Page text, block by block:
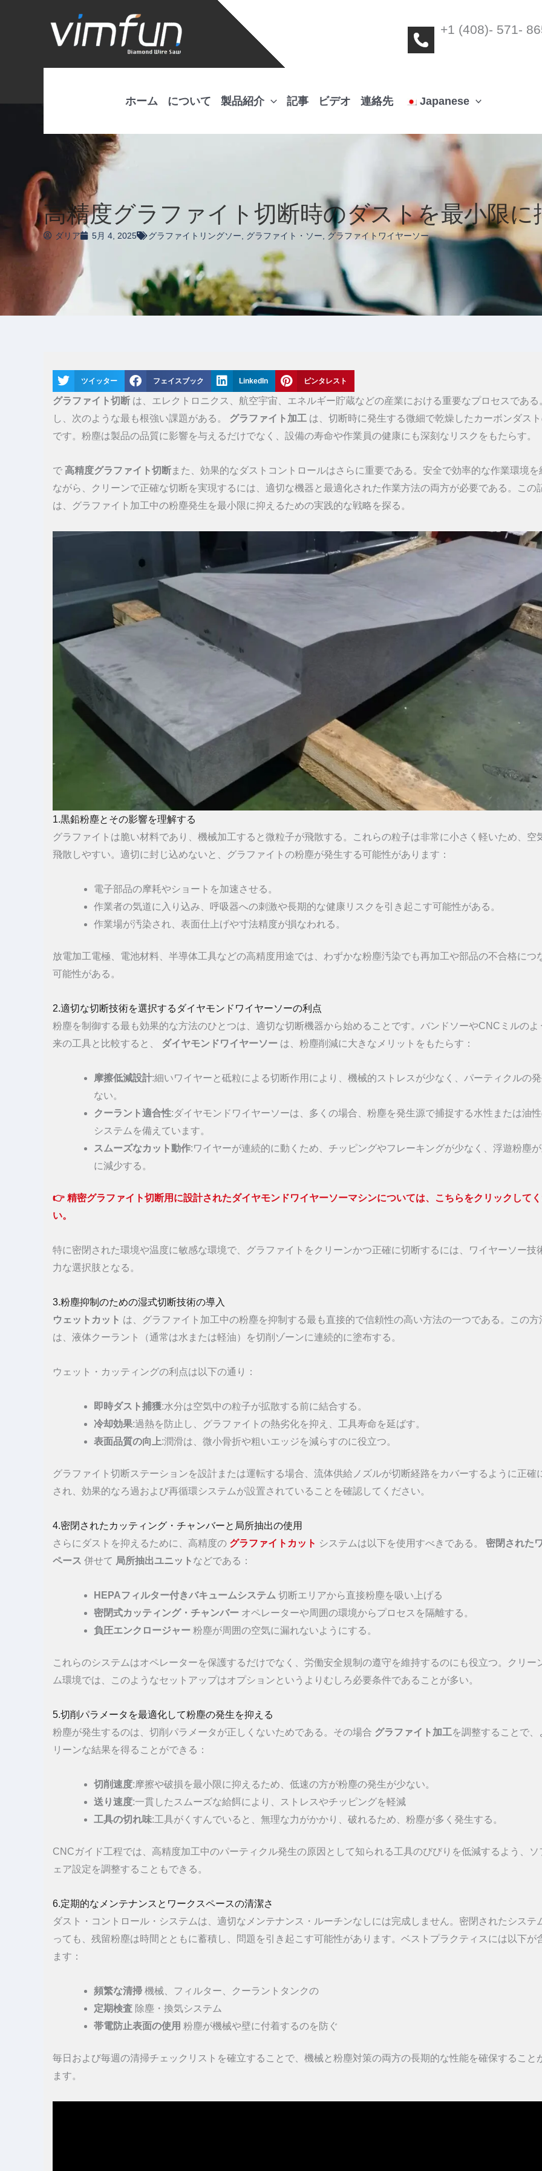
+1 (408)- 571-
ホーム について 製品紹介 記事 ビデオ 連絡先 Japanese
高精度グラファイト切断時のダストを最小限に
ダリア 5月 4, 2025 グラファイトリングソー グラファイト・ソー グラファイトワイヤーソー
ツイッター フェイスブック LinkedIn ピンタレスト
グラファイト切断 は、エレクトロニクス、航空宇宙、エネルギー貯蔵などの産業における重要なプロセスである
し、次のような最も根強い課題がある。 グラファイト加工 は、切断時に発生する微細で乾燥したカーボンダス
です。粉塵は製品の品質に影響を与えるだけでなく、設備の寿命や作業員の健康にも深刻なリスクをもたらす。
で 高精度グラファイト切断また、効果的なダストコントロールはさらに重要である。安全で効率的な作業環境を
ながら、クリーンで正確な切断を実現するには、適切な機器と最適化された作業方法の両方が必要である。この
は、グラファイト加工中の粉塵発生を最小限に抑えるための実践的な戦略を探る。
1.黒鉛粉塵とその影響を理解する
グラファイトは脆い材料であり、機械加工すると微粒子が飛散する。これらの粒子は非常に小さく軽いため、空
飛散しやすい。適切に封じ込めないと、グラファイトの粉塵が発生する可能性があります：
電子部品の摩耗やショートを加速させる。
作業者の気道に入り込み、呼吸器への刺激や長期的な健康リスクを引き起こす可能性がある。
作業場が汚染され、表面仕上げや寸法精度が損なわれる。
放電加工電極、電池材料、半導体工具などの高精度用途では、わずかな粉塵汚染でも再加工や部品の不合格につ
可能性がある。
2.適切な切断技術を選択するダイヤモンドワイヤーソーの利点
粉塵を制御する最も効果的な方法のひとつは、適切な切断機器から始めることです。バンドソーやCNCミルのよ
来の工具と比較すると、
ダイヤモンドワイヤーソー は、粉塵削減に大きなメリットをもたらす：
摩擦低減設計:細いワイヤーと砥粒による切断作用により、機械的ストレスが少なく、パーティクルの
ない。
クーラント適合性:ダイヤモンドワイヤーソーは、多くの場合、粉塵を発生源で捕捉する水性または油
システムを備えています。
スムーズなカット動作:ワイヤーが連続的に動くため、チッピングやフレーキングが少なく、浮遊粉塵
に減少する。
👉 精密グラファイト切断用に設計されたダイヤモンドワイヤーソーマシンについては、こちらをクリックして
い。
特に密閉された環境や温度に敏感な環境で、グラファイトをクリーンかつ正確に切断するには、ワイヤーソー技
力な選択肢となる。
3.粉塵抑制のための湿式切断技術の導入
ウェットカット は、グラファイト加工中の粉塵を抑制する最も直接的で信頼性の高い方法の一つである。この方
は、液体クーラント（通常は水または軽油）を切削ゾーンに連続的に塗布する。
ウェット・カッティングの利点は以下の通り：
即時ダスト捕獲:水分は空気中の粒子が拡散する前に結合する。
冷却効果:過熱を防止し、グラファイトの熱劣化を抑え、工具寿命を延ばす。
表面品質の向上:潤滑は、微小骨折や粗いエッジを減らすのに役立つ。
グラファイト切断ステーションを設計または運転する場合、流体供給ノズルが切断経路をカバーするように正確
され、効果的なろ過および再循環システムが設置されていることを確認してください。
4.密閉されたカッティング・チャンバーと局所抽出の使用
さらにダストを抑えるために、高精度の グラファイトカット システムは以下を使用すべきである。 密閉された
ペース 併せて 局所抽出ユニット などである：
HEPAフィルター付きバキュームシステム 切断エリアから直接粉塵を吸い上げる
密閉式カッティング・チャンバー オペレーターや周囲の環境からプロセスを隔離する。
負圧エンクロージャー 粉塵が周囲の空気に漏れないようにする。
これらのシステムはオペレーターを保護するだけでなく、労働安全規制の遵守を維持するのにも役立つ。クリー
ム環境では、このようなセットアップはオプションというよりむしろ必要条件であることが多い。
5.切削パラメータを最適化して粉塵の発生を抑える
粉塵が発生するのは、切削パラメータが正しくないためである。その場合 グラファイト加工を調整することで、
リーンな結果を得ることができる：
切削速度:摩擦や破損を最小限に抑えるため、低速の方が粉塵の発生が少ない。
送り速度:一貫したスムーズな給餌により、ストレスやチッピングを軽減
工具の切れ味:工具がくすんでいると、無理な力がかかり、破れるため、粉塵が多く発生する。
CNCガイド工程では、高精度加工中のパーティクル発生の原因として知られる工具のびびりを低減するよう、ソ
ェア設定を調整することもできる。
6.定期的なメンテナンスとワークスペースの清潔さ
ダスト・コントロール・システムは、適切なメンテナンス・ルーチンなしには完成しません。密閉されたシステ
っても、残留粉塵は時間とともに蓄積し、問題を引き起こす可能性があります。ベストプラクティスには以下が
ます：
頻繁な清掃 機械、フィルター、クーラントタンクの
定期検査 除塵・換気システム
帯電防止表面の使用 粉塵が機械や壁に付着するのを防ぐ
毎日および毎週の清掃チェックリストを確立することで、機械と粉塵対策の両方の長期的な性能を確保すること
ます。